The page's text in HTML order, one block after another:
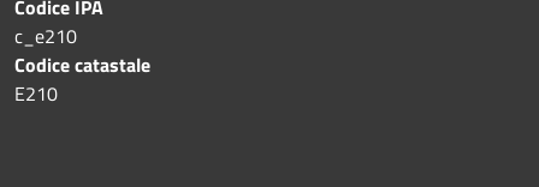
Codice IPA
c_e210
Codice catastale
E210